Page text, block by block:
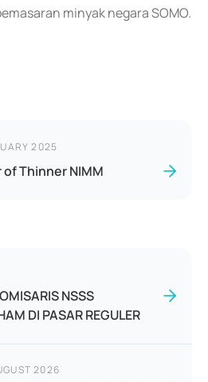
minyak negara SOMO.
2025
Thinner NIMM
NSSS
DI PASAR REGULER
2026